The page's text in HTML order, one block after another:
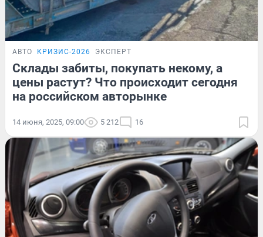
АВТО КРИЗИС-2026 ЭКСПЕРТ
Склады забиты, покупать некому, а
цены растут? Что происходит сегодня
на российском авторынке
14 июня, 2025, 09:00 5 212 16